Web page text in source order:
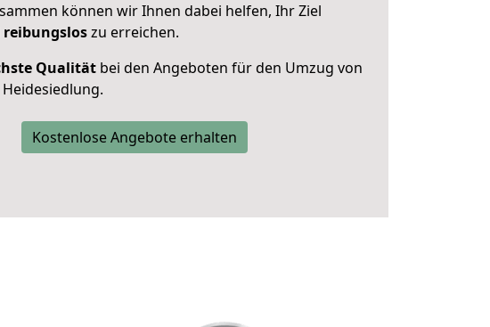
können wir Ihnen dabei helfen, Ihr Ziel
zu erreichen.
Qualität bei den Angeboten für den Umzug von
Kostenlose Angebote erhalten